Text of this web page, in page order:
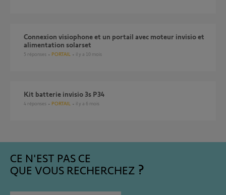
Connexion visiophone et un portail avec moteur invisio et
alimentation solarset
5 réponses PORTAIL il y a 10 mois
Kit batterie invisio 3s P34
4 réponses PORTAIL il y a 6 mois
CE N'EST PAS CE
QUE VOUS RECHERCHEZ